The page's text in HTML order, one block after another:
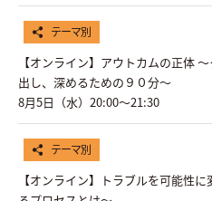
テーマ別
【オンライン】アウトカムの正体
出し、深めるための９０分〜
8月5日（水）20:00〜21:30
テーマ別
【オンライン】トラブルを可能性